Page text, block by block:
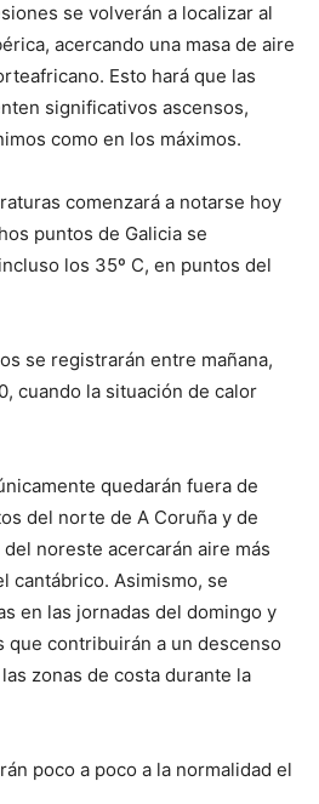
se volverán a localizar al
acercando una masa de aire
Esto hará que las
significativos ascensos,
como en los máximos.
comenzará a notarse hoy
puntos de Galicia se
los 35º C, en puntos del
se registrarán entre mañana,
cuando la situación de calor
quedarán fuera de
del norte de A Coruña y de
noreste acercarán aire más
cantábrico. Asimismo, se
en las jornadas del domingo y
que contribuirán a un descenso
zonas de costa durante la
poco a poco a la normalidad el